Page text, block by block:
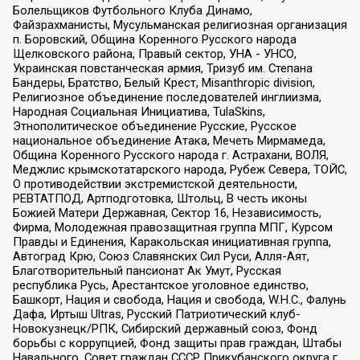
Болельщиков Футбольного Клуба Динамо,
Файзрахманисты, Мусульманская религиозная организация
п. Боровский, Община Коренного Русского народа
Щелковского района, Правый сектор, УНА - УНСО,
Украинская повстанческая армия, Тризуб им. Степана
Бандеры, Братство, Белый Крест, Misanthropic division,
Религиозное объединение последователей инглиизма,
Народная Социальная Инициатива, TulaSkins,
Этнополитическое объединение Русские, Русское
национальное объединение Атака, Мечеть Мирмамеда,
Община Коренного Русского народа г. Астрахани, ВОЛЯ,
Меджлис крымскотатарского народа, Рубеж Севера, ТОЙС,
О противодействии экстремистской деятельности,
РЕВТАТПОД, Артподготовка, Штольц, В честь иконы
Божией Матери Державная, Сектор 16, Независимость,
Фирма, Молодежная правозащитная группа МПГ, Курсом
Правды и Единения, Каракольская инициативная группа,
Автоград Крю, Союз Славянских Сил Руси, Алля-Аят,
Благотворительный пансионат Ак Умут, Русская
республика Русь, Арестантское уголовное единство,
Башкорт, Нация и свобода, Нация и свобода, W.H.С., Фалунь
Дафа, Иртыш Ultras, Русский Патриотический клуб-
Новокузнецк/РПК, Сибирский державный союз, Фонд
борьбы с коррупцией, Фонд защиты прав граждан, Штабы